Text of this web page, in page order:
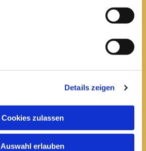
Details zeigen
Cookies zulassen
Auswahl erlauben